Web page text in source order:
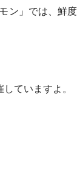
ン」では、鮮度
ていますよ。